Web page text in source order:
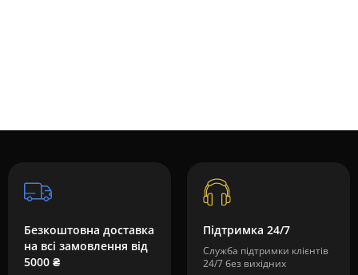
Безкоштовна доставка
на всі замовлення від
5000 ₴
Підтримка 24/7
Служба підтримки клієнтів
24/7 без вихідних